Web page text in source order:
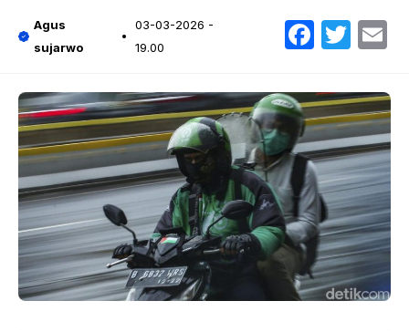
Agus
sujarwo
03-03-2026 -
19.00